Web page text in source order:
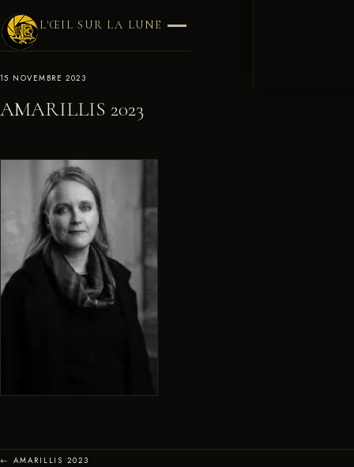
L'ŒIL SUR LA LUNE
15 NOVEMBRE 2023
AMARILLIS 2023
← AMARILLIS 2023